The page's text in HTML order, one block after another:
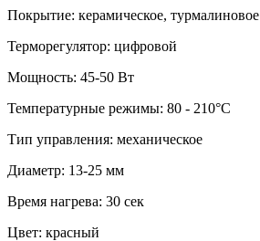
Покрытие: керамическое, турмалиновое
Терморегулятор: цифровой
Мощность: 45-50 Вт
Температурные режимы: 80 - 210°C
Тип управления: механическое
Диаметр: 13-25 мм
Время нагрева: 30 сек
Цвет: красный